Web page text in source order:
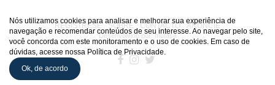
REGISTRESE SOBRE CONTACTO ANUNCIE
Desenvolvido por:mufasa
Nós utilizamos cookies para analisar e melhorar sua experiência de
navegação e recomendar conteúdos de seu interesse. Ao navegar pelo site,
você concorda com este monitoramento e o uso de cookies. Em caso de
dúvidas, acesse nossa Política de Privacidade.
Ok, de acordo